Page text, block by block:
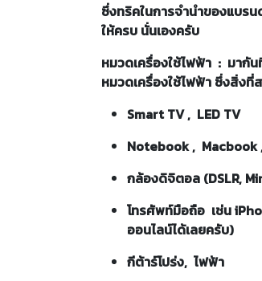
ซึ่งทริคในการจำนำของแบร
ให้ครบ นั่นเองครับ
หมวดเครื่องใช้ไฟฟ้า : มากั
หมวดเครื่องใช้ไฟฟ้า ซึ่งสิ่งที่
Smart TV , LED TV
Notebook , Macbook
กล้องดิจิตอล (DSLR,
โทรศัพท์มือถือ เช่น
ออนไลน์ได้เลยครับ)
กีต้าร์โปร่ง, ไฟฟ้า